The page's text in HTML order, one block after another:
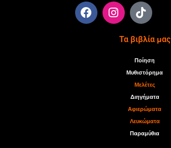
Τα βιβλία μας
Ποίηση
Μυθιστόρημα
Μελέτες
Διηγήματα
Αφιερώματα
Λευκώματα
Παραμύθια